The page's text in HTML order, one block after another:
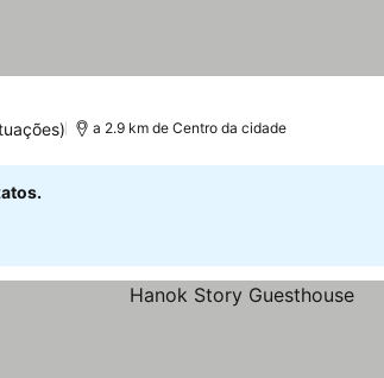
a 2.9 km de Centro da cidade